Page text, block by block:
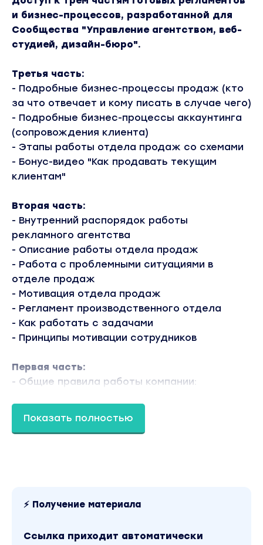
и бизнес-процессов, разработанной для
Сообщества "Управление агентством, веб-
студией, дизайн-бюро".
Третья часть:
- Подробные бизнес-процессы продаж (кто
за что отвечает и кому писать в случае чего)
- Подробные бизнес-процессы аккаунтинга
(сопровождения клиента)
- Этапы работы отдела продаж со схемами
- Бонус-видео "Как продавать текущим
клиентам"
Вторая часть:
- Внутренний распорядок работы
рекламного агентства
- Описание работы отдела продаж
- Работа с проблемными ситуациями в
отделе продаж
- Мотивация отдела продаж
- Регламент производственного отдела
- Как работать с задачами
- Принципы мотивации сотрудников
Первая часть:
- Общие правила работы компании:
перенос проекта с сервера на сервер и т.д.
(обновлено)
отчетов по проектам и пример отчета,
Показать полностью
⚡ Получение материала
Ссылка приходит автоматически